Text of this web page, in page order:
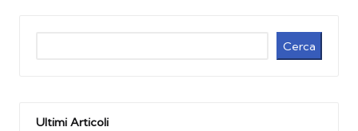
Cerca
Ultimi Articoli